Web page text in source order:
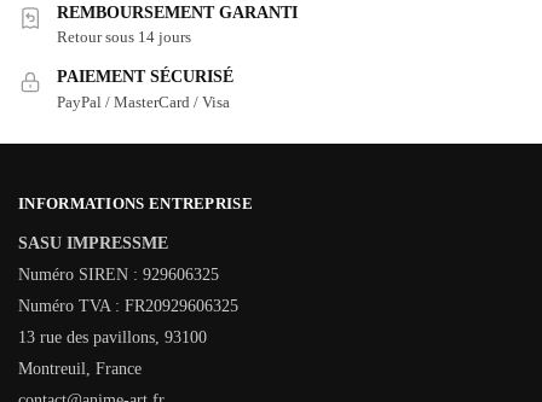
REMBOURSEMENT GARANTI
Retour sous 14 jours
PAIEMENT SÉCURISÉ
PayPal / MasterCard / Visa
INFORMATIONS ENTREPRISE
SASU IMPRESSME
Numéro SIREN : 929606325
Numéro TVA : FR20929606325
13 rue des pavillons, 93100
Montreuil, France